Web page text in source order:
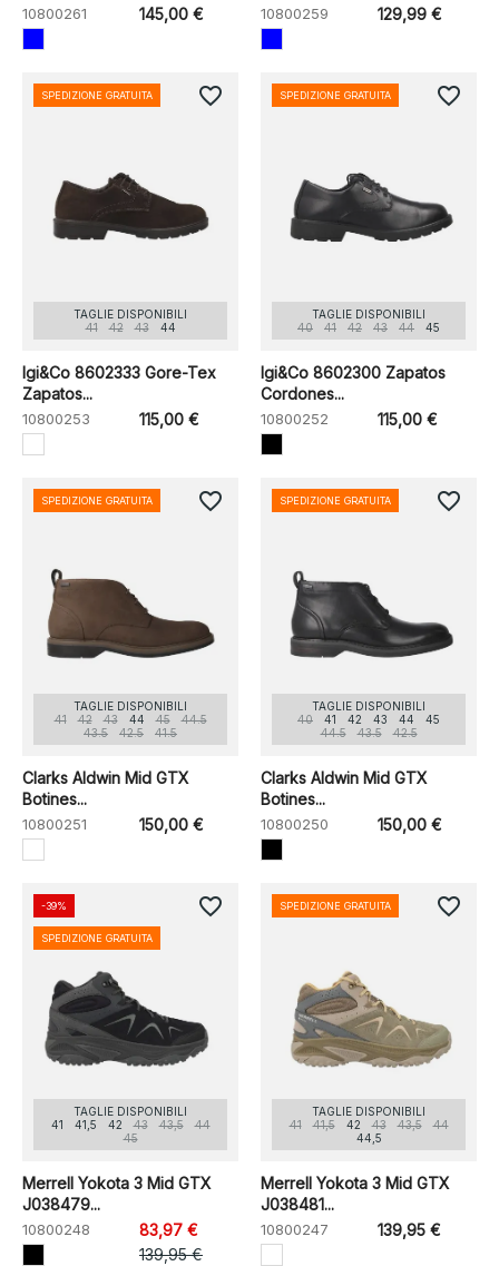
10800261 145,00 € 10800259 129,99 €
TAGLIE DISPONIBILI
41
42 43 44
Igi&Co 8602333 Gore-Tex
Zapatos...
10800253 115,00 €
SPEDIZIONE GRATUITA favorite_border
TAGLIE DISPONIBILI
40
41 42 43 44 45
Igi&Co 8602300 Zapatos
Cordones...
10800252 115,00 €
SPEDIZIONE GRATUITA favorite_border
TAGLIE DISPONIBILI
41
42 43 44 45
44.5
43.5
42.5 41.5
Clarks Aldwin Mid GTX
Botines...
10800251 150,00 €
SPEDIZIONE GRATUITA favorite_border
TAGLIE DISPONIBILI
40
41 42 43 44
45
44.5
43.5 42.5
Clarks Aldwin Mid GTX
Botines...
10800250 150,00 €
SPEDIZIONE GRATUITA favorite_border
TAGLIE DISPONIBILI
41
41,5 42 43 43,5
44
45
Merrell Yokota 3 Mid GTX
J038479...
10800248
83,97 €
139,95 €
-39%
SPEDIZIONE GRATUITA
favorite_border
TAGLIE DISPONIBILI
41
41,5 42 43 43,5
44
44,5
Merrell Yokota 3 Mid GTX
J038481...
10800247 139,95 €
SPEDIZIONE GRATUITA favorite_border